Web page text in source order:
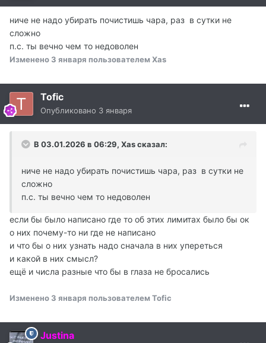
ниче не надо убирать почистишь чара, раз в сутки не
сложно
п.с. ты вечно чем то недоволен
Изменено 3 января пользователем Xas
Tofic
Опубликовано 3 января
В 03.01.2026 в 06:29, Xasсказал:
ниче не надо убирать почистишь чара, раз в сутки не
сложно
п.с. ты вечно чем то недоволен
если бы было написано где то об этих лимитах было бы ок
о них почему-то ни где не написано
и что бы о них узнать надо сначала в них упереться
и какой в них смысл?
ещё и числа разные что бы в глаза не бросались
Изменено 3 января пользователем Tofic
Justina